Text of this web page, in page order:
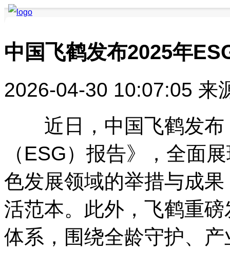
中国飞鹤发布2025年
2026-04-30 10:07:05 来
近日，中国飞鹤发布
（ESG）报告》，全面
色发展领域的举措与成
活范本。此外，飞鹤重磅
体系，围绕全龄守护、